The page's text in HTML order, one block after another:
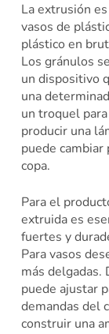
La extrusión
vasos de
plástico en
Los gránulos
un dispositivo
una
un troquel
producir una
puede cambiar
copa.
Para el
extruida es
fuertes y
Para vasos
más delgadas.
puede ajustar
demandas del
construir una